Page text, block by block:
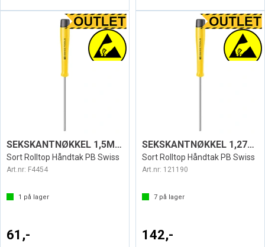
SEKSKANTNØKKEL 1,5MM ESD1123
Sort Rolltop Håndtak PB Swiss
Art.nr: F4454
1 på lager
61,-
SEKSKANTNØKKEL 1,27MM ESD
Sort Rolltop Håndtak PB Swiss
Art.nr: 121190
7 på lager
142,-